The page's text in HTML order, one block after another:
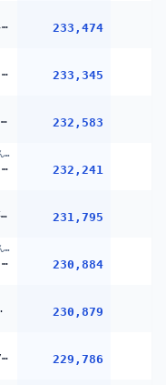
【#にじ甲2026】聖ファビュラス学園☆第七話『咲け、覇者』2年目春甲子園~【NIJISANJI EN￤Meloco Kyoran】 233,474
【 FF7リメイク 】またみんなと冒険だああ!!?#02 | FINAL FANTASY VII REMAKE INTERGRADE【 猫又おかゆ/ホロライブ 】※ネタバレあり 233,345
【VCR RUST】旨味を見いだす【ぶいすぽ/一ノ瀬うるは】 232,583
不破 湊 / Fuwa Minato【にじさんじ】
【#にじ甲2026】ギラギラホスト高校、勝負の1年目夏【不破湊/にじさんじ】 232,241
【Waterpark Simulator】本日から開業！！！！！新たな事業をはじめるにぇ――――。【ホロライブ/さくらみこ】 231,795
不破 湊 / Fuwa Minato【にじさんじ】
【#にじ甲2026】ギラギラホスト高校、春甲子園リベンジと最後の新入生【不破湊/にじさんじ】 230,884
いすぽ/一ノ瀬うるは】 230,879
【スト６】V最協第二幕 本番day2 ぶっぱなC #BPCWIN【ぶいすぽっ！ / 紡木こかげ】 229,786